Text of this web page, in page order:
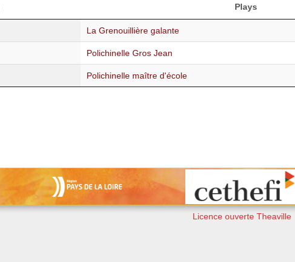
Plays
La Grenouillière galante
Polichinelle Gros Jean
Polichinelle maître d'école
Licence ouverte Theaville